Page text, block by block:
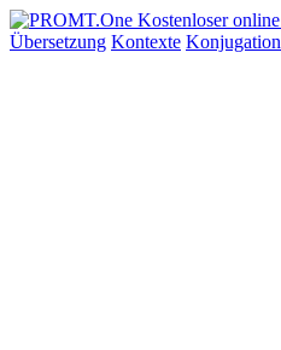
Übersetzung Kontexte Konjugation